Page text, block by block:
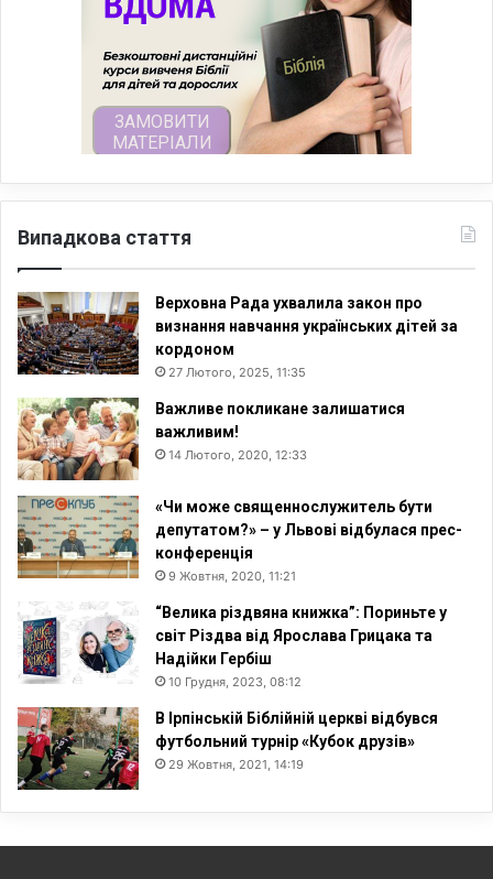
Випадкова стаття
Верховна Рада ухвалила закон про
визнання навчання українських дітей за
кордоном
27 Лютого, 2025, 11:35
Важливе покликане залишатися
важливим!
14 Лютого, 2020, 12:33
«Чи може священнослужитель бути
депутатом?» – у Львові відбулася прес-
конференція
9 Жовтня, 2020, 11:21
“Велика різдвяна книжка”: Пориньте у
світ Різдва від Ярослава Грицака та
Надійки Гербіш
10 Грудня, 2023, 08:12
В Ірпінській Біблійній церкві відбувся
футбольний турнір «Кубок друзів»
29 Жовтня, 2021, 14:19